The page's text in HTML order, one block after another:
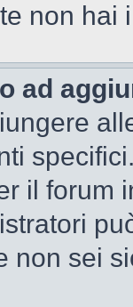
non hai
ad
il forum
non sei